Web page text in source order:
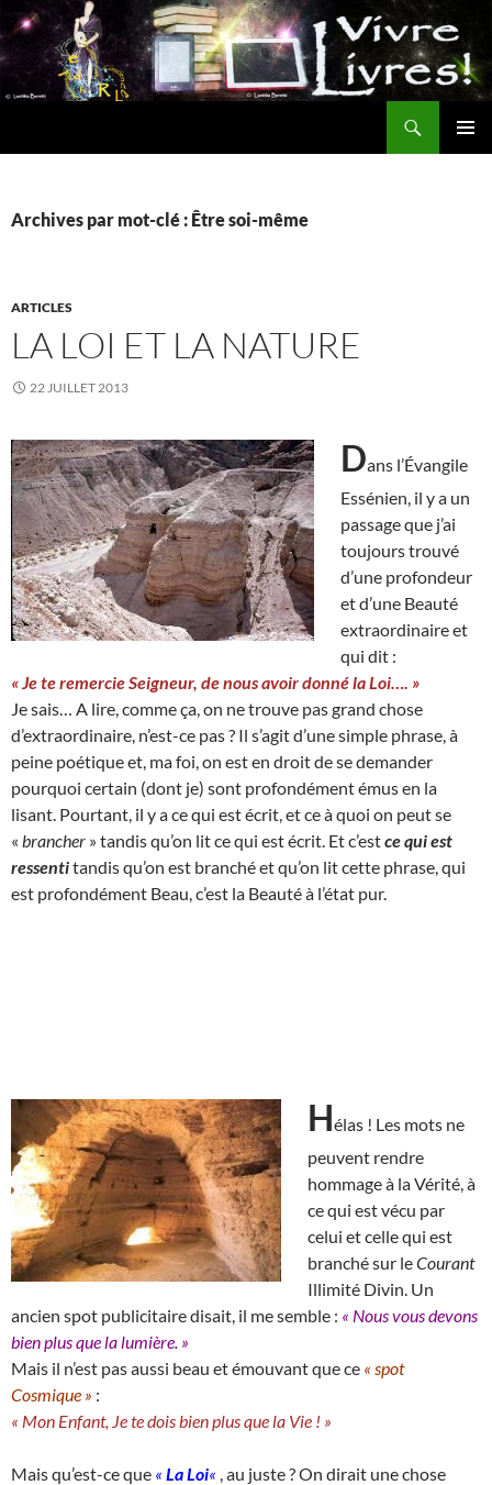
Aller
au
contenu
Archives par mot-clé : Être soi-même
ARTICLES
LA LOI ET LA NATURE
22 JUILLET 2013
Dans l’Évangile
Essénien, il y a un
passage que j’ai
toujours trouvé
d’une profondeur
et d’une Beauté
extraordinaire et
qui dit :
« Je te remercie Seigneur, de nous avoir donné la Loi…. »
Je sais… A lire, comme ça, on ne trouve pas grand chose
d’extraordinaire, n’est-ce pas ? Il s’agit d’une simple phrase, à
peine poétique et, ma foi, on est en droit de se demander
pourquoi certain (dont je) sont profondément émus en la
lisant. Pourtant, il y a ce qui est écrit, et ce à quoi on peut se
« brancher » tandis qu’on lit ce qui est écrit. Et c’estce qui est
ressentitandis qu’on est branché et qu’on lit cette phrase, qui
est profondément Beau, c’est la Beauté à l’état pur.
Hélas ! Les mots ne
peuvent rendre
hommage à la Vérité, à
ce qui est vécu par
celui et celle qui est
branché sur leCourant
Illimité Divin. Un
ancien spot publicitaire disait, il me semble : « Nous vous devons
bien plus que la lumière. »
Mais il n’est pas aussi beau et émouvant que ce « spot
Cosmique » :
« Mon Enfant, Je te dois bien plus que la Vie ! »
Mais qu’est-ce que « La Loi« , au juste ? On dirait une chose